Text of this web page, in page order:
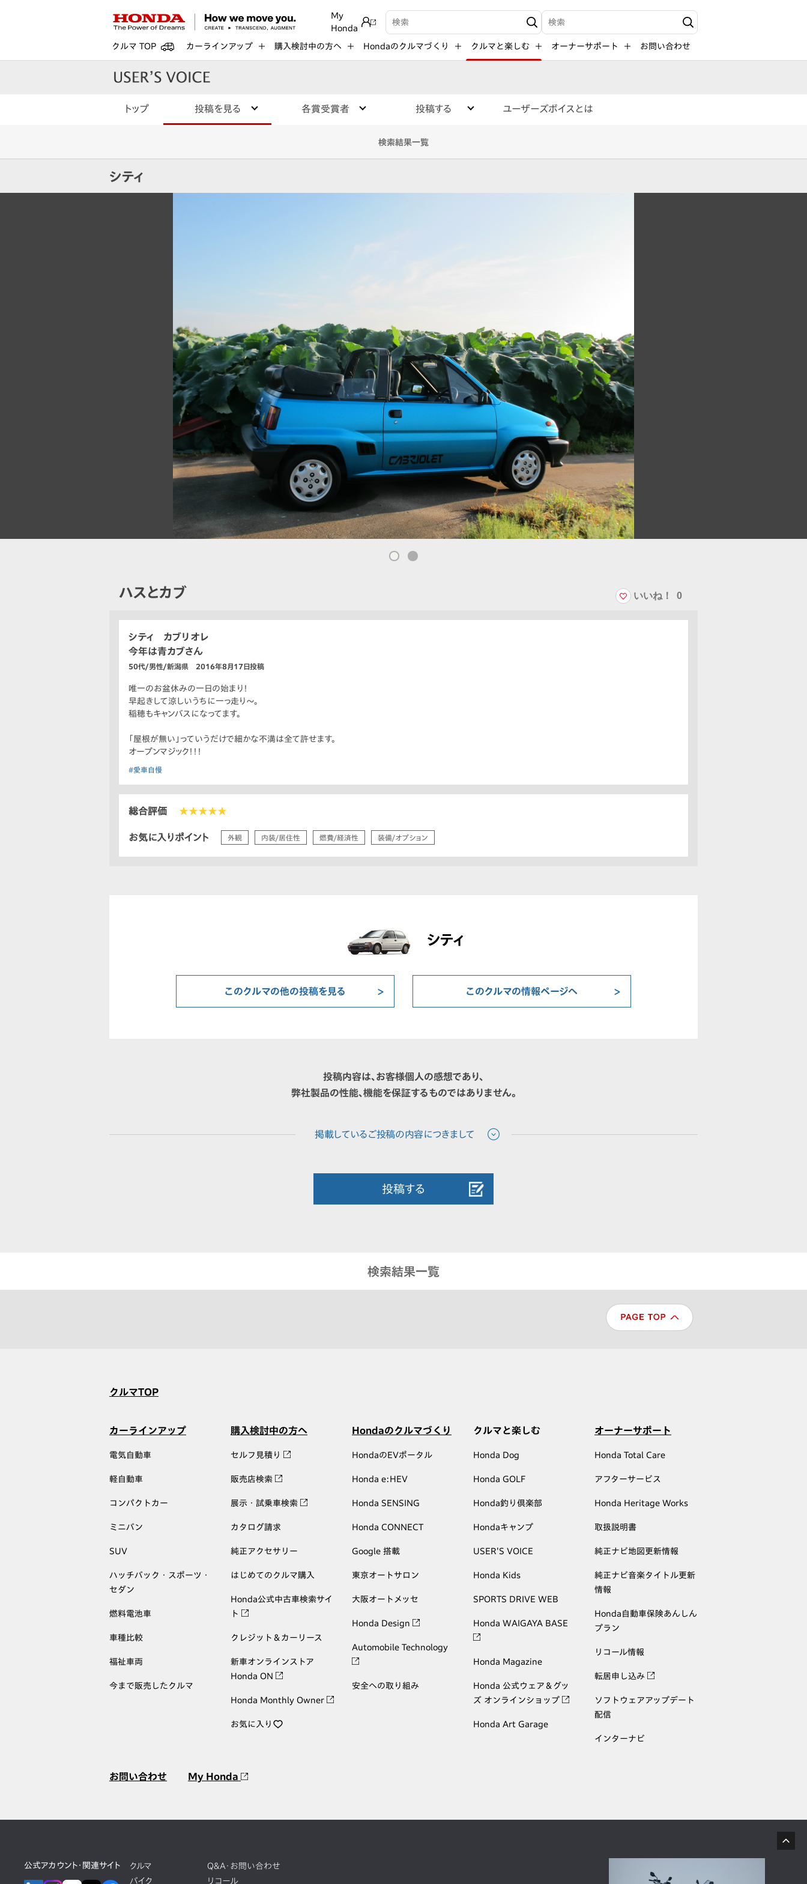
My
Honda
検索キーワード入力 検索キーワード入力
クルマ TOP カーラインアップ 購入検討中の方へ Hondaのクルマづくり クルマと楽しむ オーナーサポート お問い合わせ
トップ 投稿を見る 各賞受賞者 投稿する ユーザーズボイスとは
検索結果一覧
シティ
ハスとカブ いいね！ 0
シティ カブリオレ
今年は青カブさん
50代/男性/新潟県 2016年8月17日投稿
唯一のお盆休みの一日の始まり！
早起きして涼しいうちに一っ走り〜。
稲穂もキャンバスになってます。
「屋根が無い」っていうだけで細かな不満は全て許せます。
オープンマジック！！！
#愛車自慢
総合評価 ★★★★★
お気に入りポイント 外観 内装/居住性 燃費/経済性 装備/オプション
シティ
このクルマの他の投稿を見る このクルマの情報ページへ
投稿内容は、お客様個人の感想であり、
弊社製品の性能、機能を保証するものではありません。
投稿する
検索結果一覧
クルマTOP
カーラインアップ
電気自動車
軽自動車
コンパクトカー
ミニバン
SUV
ハッチバック・スポーツ・
セダン
燃料電池車
車種比較
福祉車両
今まで販売したクルマ
購入検討中の方へ
セルフ見積り
販売店検索
展示・試乗車検索
カタログ請求
純正アクセサリー
はじめてのクルマ購入
Honda公式中古車検索サイ
ト
クレジット＆カーリース
新車オンラインストア
Honda ON
Honda Monthly Owner
お気に入り
Hondaのクルマづくり
HondaのEVポータル
Honda e:HEV
Honda SENSING
Honda CONNECT
Google 搭載
東京オートサロン
大阪オートメッセ
Honda Design
Automobile Technology
安全への取り組み
クルマと楽しむ
Honda Dog
Honda GOLF
Honda釣り倶楽部
Hondaキャンプ
USER'S VOICE
Honda Kids
SPORTS DRIVE WEB
Honda WAIGAYA BASE
Honda Magazine
Honda 公式ウェア＆グッ
ズ オンラインショップ
Honda Art Garage
オーナーサポート
Honda Total Care
アフターサービス
Honda Heritage Works
取扱説明書
純正ナビ地図更新情報
純正ナビ音楽タイトル更新
情報
Honda自動車保険あんしん
プラン
リコール情報
転居申し込み
ソフトウェアアップデート
配信
インターナビ
お問い合わせ My Honda
公式アカウント・関連サイト
クルマ
バイク
Q&A・お問い合わせ
リコール